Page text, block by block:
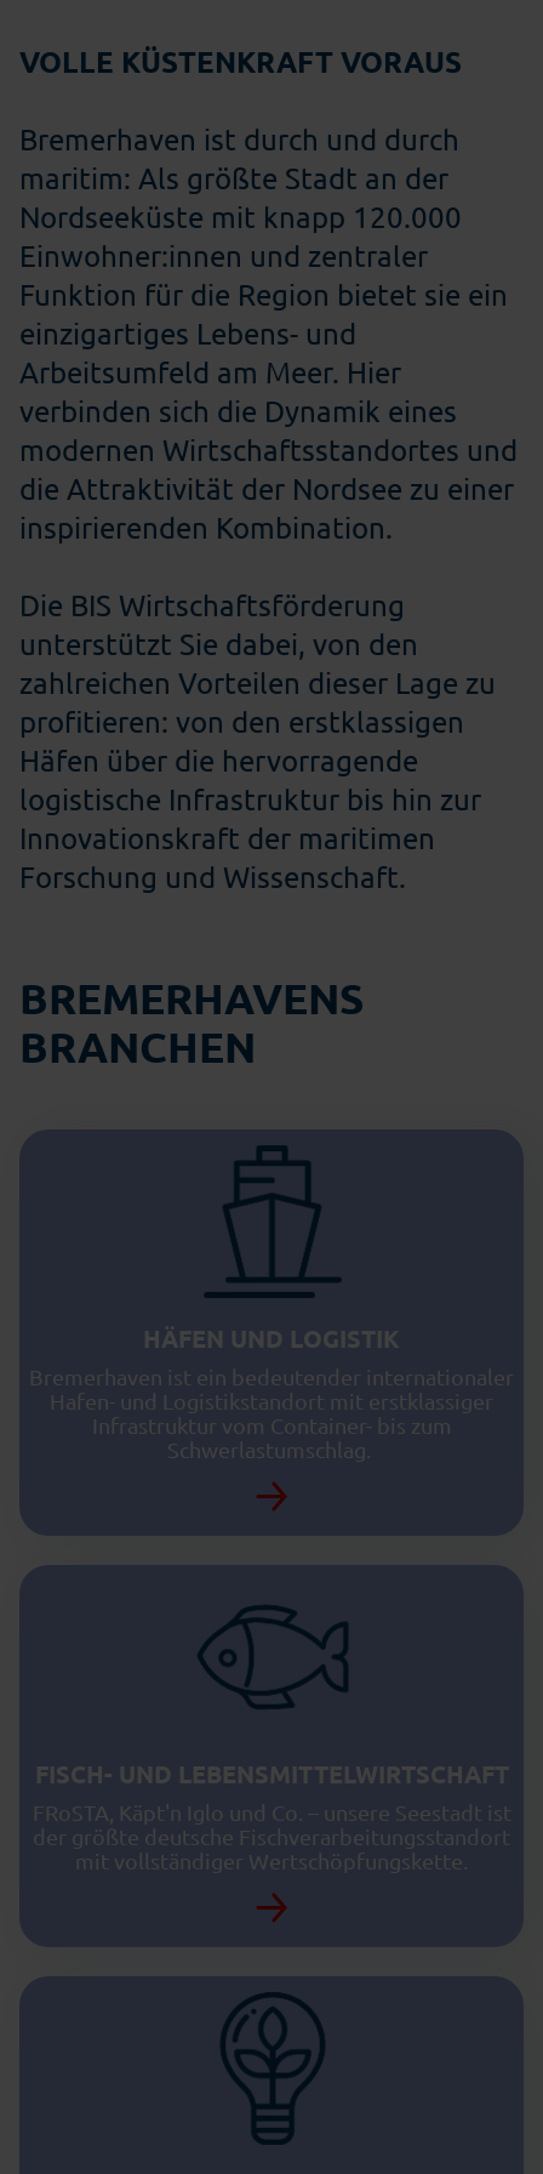
VOLLE KÜSTENKRAFT VORAUS
Bremerhaven ist durch und durch
maritim: Als größte Stadt an der
Nordseeküste mit knapp 120.000
Einwohner:innen und zentraler
Funktion für die Region bietet sie ein
einzigartiges Lebens- und
Arbeitsumfeld am Meer. Hier
verbinden sich die Dynamik eines
modernen Wirtschaftsstandortes und
die Attraktivität der Nordsee zu einer
inspirierenden Kombination.
Die BIS Wirtschaftsförderung
unterstützt Sie dabei, von den
zahlreichen Vorteilen dieser Lage zu
profitieren: von den erstklassigen
Häfen über die hervorragende
logistische Infrastruktur bis hin zur
Innovationskraft der maritimen
Forschung und Wissenschaft.
BREMERHAVENS
BRANCHEN
HÄFEN UND LOGISTIK
Bremerhaven ist ein bedeutender internationaler
Hafen- und Logistikstandort mit erstklassiger
Infrastruktur vom Container- bis zum
Schwerlastumschlag.
FISCH- UND LEBENSMITTELWIRTSCHAFT
FRoSTA, Käpt'n Iglo und Co. – unsere Seestadt ist
der größte deutsche Fischverarbeitungsstandort
mit vollständiger Wertschöpfungskette.